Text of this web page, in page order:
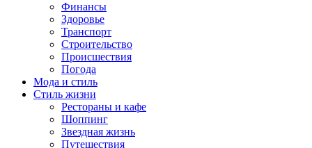
Финансы
Здоровье
Транспорт
Строительство
Происшествия
Погода
Мода и стиль
Стиль жизни
Рестораны и кафе
Шоппинг
Звездная жизнь
Путешествия